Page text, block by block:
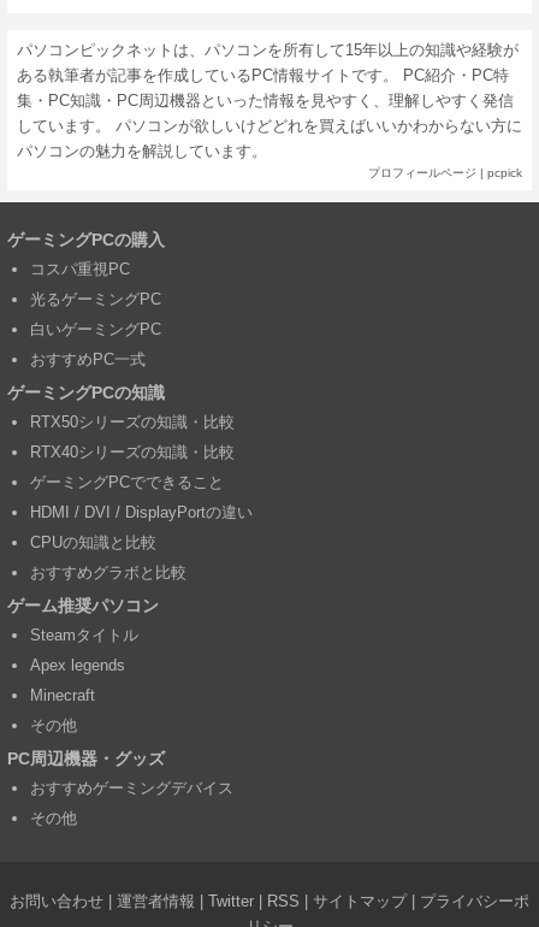
パソコンピックネットは、パソコンを所有して15年以上の知識や経験が
ある執筆者が記事を作成しているPC情報サイトです。 PC紹介・PC特
集・PC知識・PC周辺機器といった情報を見やすく、理解しやすく発信
しています。 パソコンが欲しいけどどれを買えばいいかわからない方に
パソコンの魅力を解説しています。
プロフィールページ | pcpick
ゲーミングPCの購入
コスパ重視PC
光るゲーミングPC
白いゲーミングPC
おすすめPC一式
ゲーミングPCの知識
RTX50シリーズの知識・比較
RTX40シリーズの知識・比較
ゲーミングPCでできること
HDMI / DVI / DisplayPortの違い
CPUの知識と比較
おすすめグラボと比較
ゲーム推奨パソコン
Steamタイトル
Apex legends
Minecraft
その他
PC周辺機器・グッズ
おすすめゲーミングデバイス
その他
お問い合わせ 運営者情報 Twitter RSS サイトマップ| プライバシーポ